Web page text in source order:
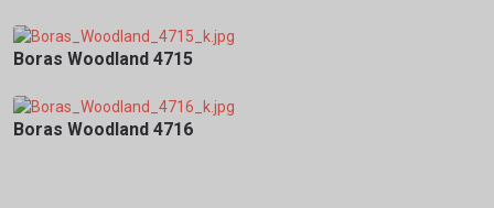
Boras Woodland 4715
Boras Woodland 4716